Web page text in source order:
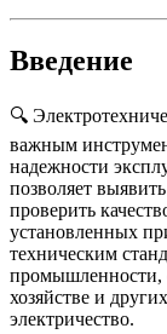
Введение
🔍
важным
надежности
позволяет
проверить
установленных
техническим
промышленности,
хозяйстве и
электричество.